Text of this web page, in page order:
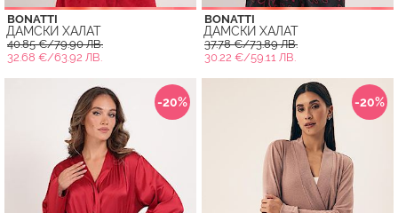
BONATTI
ДАМСКИ ХАЛАТ
40.85 €/79.90 ЛВ.
32.68 €/63.92 ЛВ.
BONATTI
ДАМСКИ ХАЛАТ
37.78 €/73.89 ЛВ.
30.22 €/59.11 ЛВ.
-20% -20%